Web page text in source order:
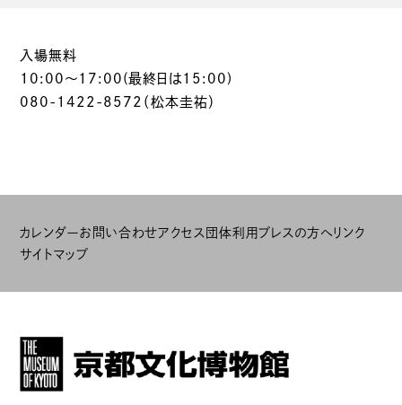
入場無料
10:00～17:00(最終日は15:00)
080-1422-8572（松本圭祐）
カレンダーお問い合わせアクセス 団体利用 プレスの方へリンク
サイトマップ